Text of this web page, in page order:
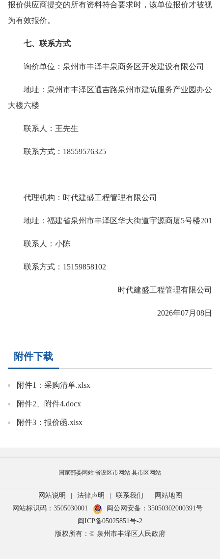
报价供应商提交的所有资料符合要求时，该单位报价才被视
为有效报价。
七、联系方式
询价单位 ：泉州市丰泽丰泉商务区开发建设有限公司
地址 ：泉州市丰泽区通吉路泉州市建筑服务产业园办公
大楼六楼
联系人 ： 王先生
联系方式： 18559576325
代理机构 ： 时代建盛工程管理有限公司
地址 ： 福建省泉州市丰泽区华大街道宇源商厦5号楼201
联系人 ： 小陈
联系方式 ： 15159858102
时代建盛工程管理有限公司
2026年07月 08日
附件下载
附件1：采购清单.xlsx
附件2、附件4.docx
附件3：报价函.xlsx
国家部委网站省设区市网站 县市区网站
网站说明 | 法律声明 | 联系我们 |
网站地图
网站标识码：3505030001
闽公网安备：35050302000391号
闽ICP备05025851号-2
版权所有：© 泉州市丰泽区人民政府